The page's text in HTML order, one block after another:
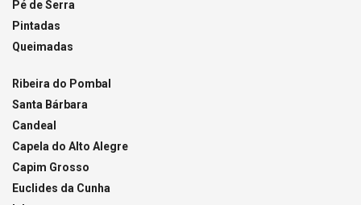
Pé de Serra
Pintadas
Queimadas
Ribeira do Pombal
Santa Bárbara
Candeal
Capela do Alto Alegre
Capim Grosso
Euclides da Cunha